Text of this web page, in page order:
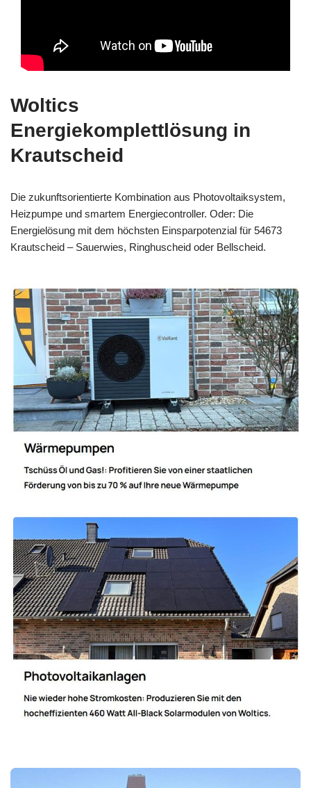
Woltics
Energiekomplettlösung in
Krautscheid
Die zukunftsorientierte Kombination aus Photovoltaiksystem,
Heizpumpe und smartem Energiecontroller. Oder: Die
Energielösung mit dem höchsten Einsparpotenzial für 54673
Krautscheid – Sauerwies, Ringhuscheid oder Bellscheid.